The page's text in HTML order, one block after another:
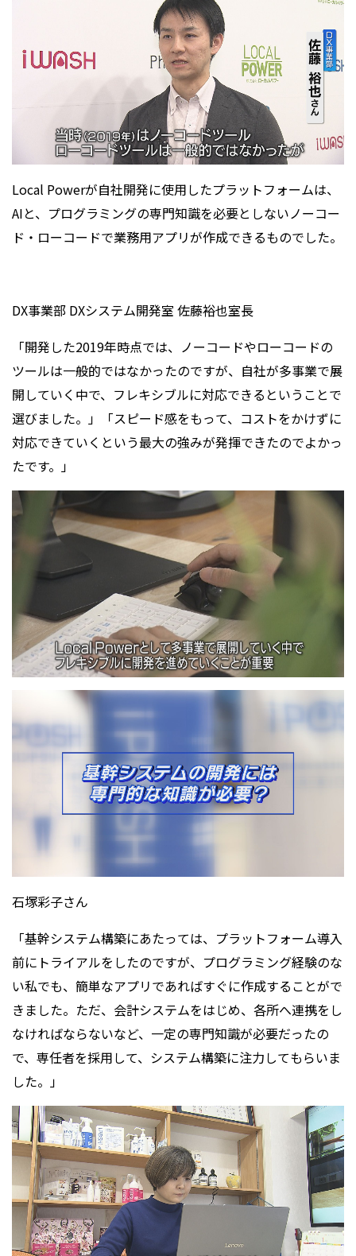
Local Powerが自社開発に使用したプラットフォームは、
AIと、プログラミングの専門知識を必要としないノーコー
ド・ローコードで業務用アプリが作成できるものでした。
DX事業部 DXシステム開発室 佐藤裕也室長
「開発した2019年時点では、ノーコードやローコードの
ツールは一般的ではなかったのですが、自社が多事業で展
開していく中で、フレキシブルに対応できるということで
選びました。」「スピード感をもって、コストをかけずに
対応できていくという最大の強みが発揮できたのでよかっ
たです。」
石塚彩子さん
「基幹システム構築にあたっては、プラットフォーム導入
前にトライアルをしたのですが、プログラミング経験のな
い私でも、簡単なアプリであればすぐに作成することがで
きました。ただ、会計システムをはじめ、各所へ連携をし
なければならないなど、一定の専門知識が必要だったの
で、専任者を採用して、システム構築に注力してもらいま
した。」